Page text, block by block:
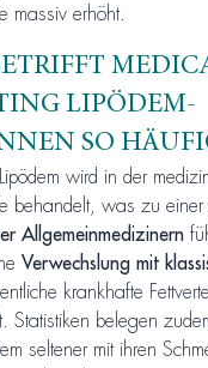
massiv erhöht.
LIPÖDEM-
SO
wird in der
behandelt, was zu einer
Allgemeinmedizinern
Verwechslung mit
krankhafte
Statistiken belegen
seltener mit ihren